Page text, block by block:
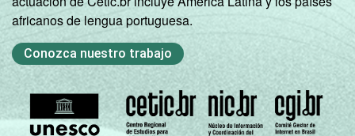
africanos de lengua portuguesa.
Conozca nuestro trabajo